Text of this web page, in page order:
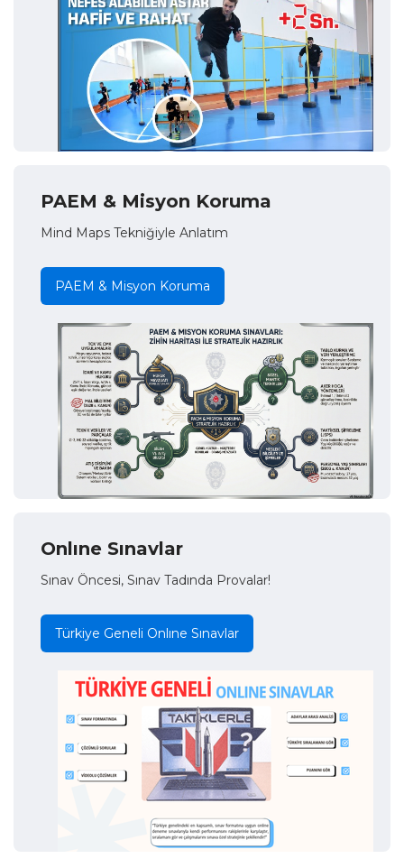
PAEM & Misyon Koruma
Mind Maps Tekniğiyle Anlatım
PAEM & Misyon Koruma
Onlıne Sınavlar
Sınav Öncesi, Sınav Tadında Provalar!
Türkiye Geneli Onlıne Sınavlar